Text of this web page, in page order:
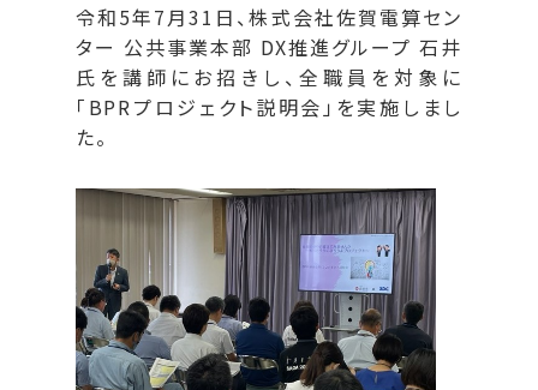
令和5年7月31日、株式会社佐賀電算セン
ター 公共事業本部 DX推進グループ 石井
氏を講師にお招きし、全職員を対象に
「BPRプロジェクト説明会」を実施しまし
た。